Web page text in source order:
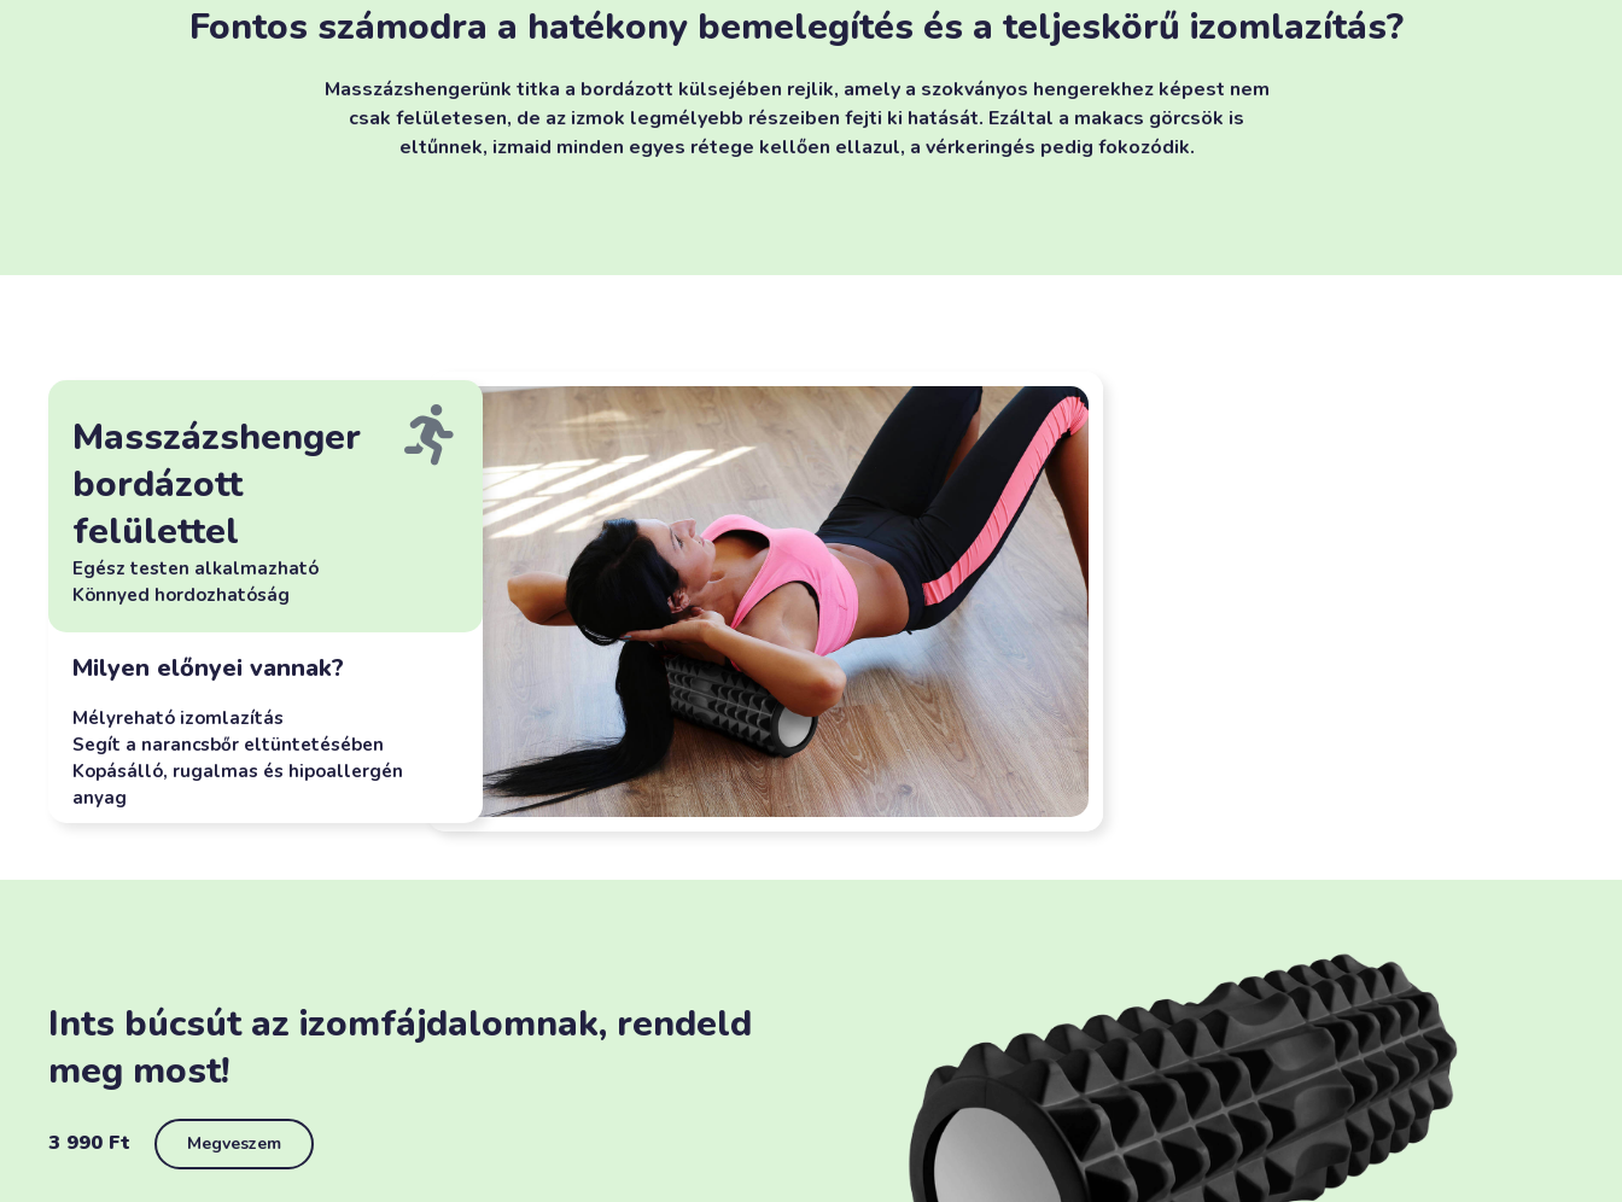
Fontos számodra a hatékony bemelegítés és a teljeskörű izomlazítás?
Masszázshengerünk titka a bordázott külsejében rejlik, amely a szokványos hengerekhez képest nem
csak felületesen, de az izmok legmélyebb részeiben fejti ki hatását. Ezáltal a makacs görcsök is
eltűnnek, izmaid minden egyes rétege kellően ellazul, a vérkeringés pedig fokozódik.
Masszázshenger
bordázott
felülettel
Egész testen alkalmazható
Könnyed hordozhatóság
Milyen előnyei vannak?
Mélyreható izomlazítás
Segít a narancsbőr eltüntetésében
Kopásálló, rugalmas és hipoallergén
anyag
Ints búcsút az izomfájdalomnak, rendeld
meg most!
3 990 Ft Megveszem